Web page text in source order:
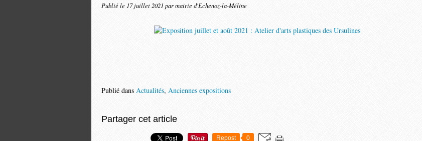
Publié le 17 juillet 2021par mairie d'Echenoz-la-Méline
Publié dans Actualités, Anciennes expositions
Partager cet article
Repost 0